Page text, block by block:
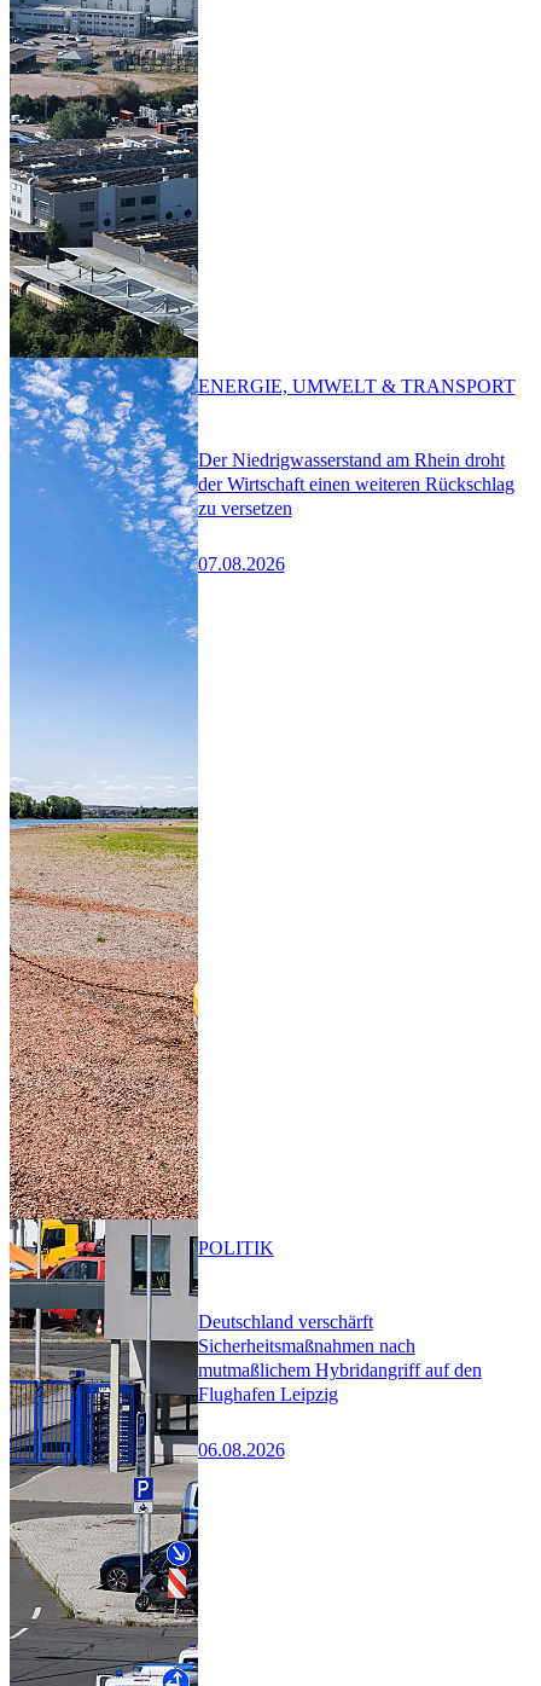
Der Niedrigwasserstand am Rhein droht
der Wirtschaft einen weiteren Rückschlag
zu versetzen
07.08.2026
ENERGIE, UMWELT & TRANSPORT
Deutschland verschärft
Sicherheitsmaßnahmen nach
mutmaßlichem Hybridangriff auf den
Flughafen Leipzig
06.08.2026
POLITIK